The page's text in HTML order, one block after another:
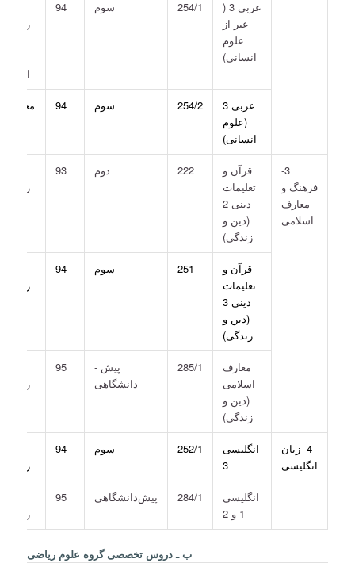
عربی 3 (
غیر از
علوم
انسانی)
254/1 سوم 94
رشته
عربی 3
(علوم
انسانی)
254/2 سوم 94
3-
فرهنگ و
معارف
اسلامی
قرآن و
تعلیمات
دینی 2
(دین و
زندگی)
222 دوم 93
رشته­
قرآن و
تعلیمات
دینی 3
(دین و
زندگی)
251 سوم 94
رشته­
معارف
اسلامی
(دین و
زندگی)
285/1
پیش ­
دانشگاهی
95
رشته­
4- زبان
انگلیسی
انگلیسی
3
252/1 سوم 94
رشته­
انگلیسی
1 و 2
284/1 پیش‌دانشگاهی 95
رشته
ب ـ دروس تخصصی گروه علوم ریاضی